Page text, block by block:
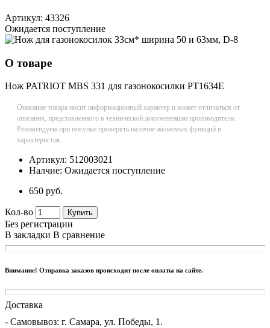
Артикул: 43326
Ожидается поступление
О товаре
Нож PATRIOT MBS 331 для газонокосилки PT1634E
Описание товара носит информационный характер и может отличаться от
описания, представленного в технической документации производителя.
Рекомендуем при покупке проверять наличие желаемых функций и
характеристик.
Артикул: 512003021
Налчие: Ожидается поступление
650 руб.
Кол-во Купить
Без регистрации
В закладки В сравнение
Внимание! Отправка заказов происходит после оплаты на сайте.
Доставка
- Cамовывоз: г. Самара, ул. Победы, 1.